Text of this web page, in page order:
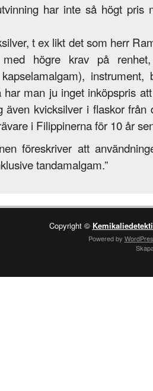
har inte så högt pris
t ex likt det som herr
högre krav på
har man ju inget inköpspris
även kvicksilver i flaskor från
i Filippinerna för 10 år
föreskriver att
tandamalgam.”
Copyright ©
Powered by